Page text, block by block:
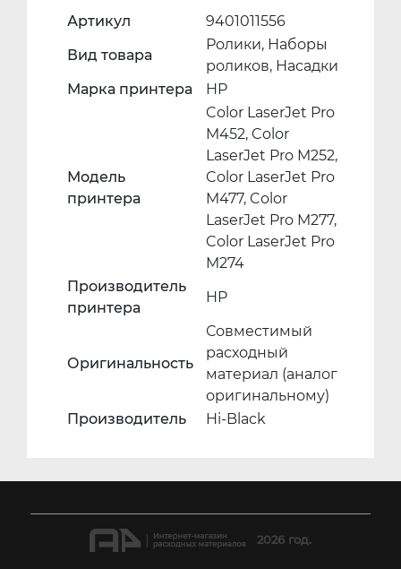
Артикул
9401011556
Вид товара
Ролики, Наборы
роликов, Насадки
Марка принтера
HP
Модель
принтера
Color LaserJet Pro
M452, Color
LaserJet Pro M252,
Color LaserJet Pro
M477, Color
LaserJet Pro M277,
Color LaserJet Pro
M274
Производитель
принтера
HP
Оригинальность
Совместимый
расходный
материал (аналог
оригинальному)
Производитель
Hi-Black
2026 год.